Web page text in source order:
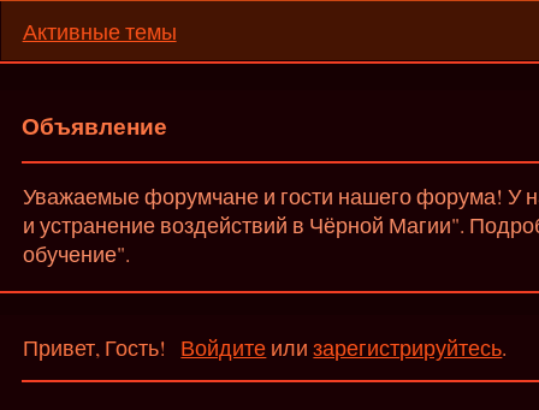
Активные темы
Объявление
Уважаемые форумчане и гости нашего форума! У
и устранение воздействий в Чёрной Магии".
обучение".
Привет, Гость! Войдите илизарегистрируйтесь.